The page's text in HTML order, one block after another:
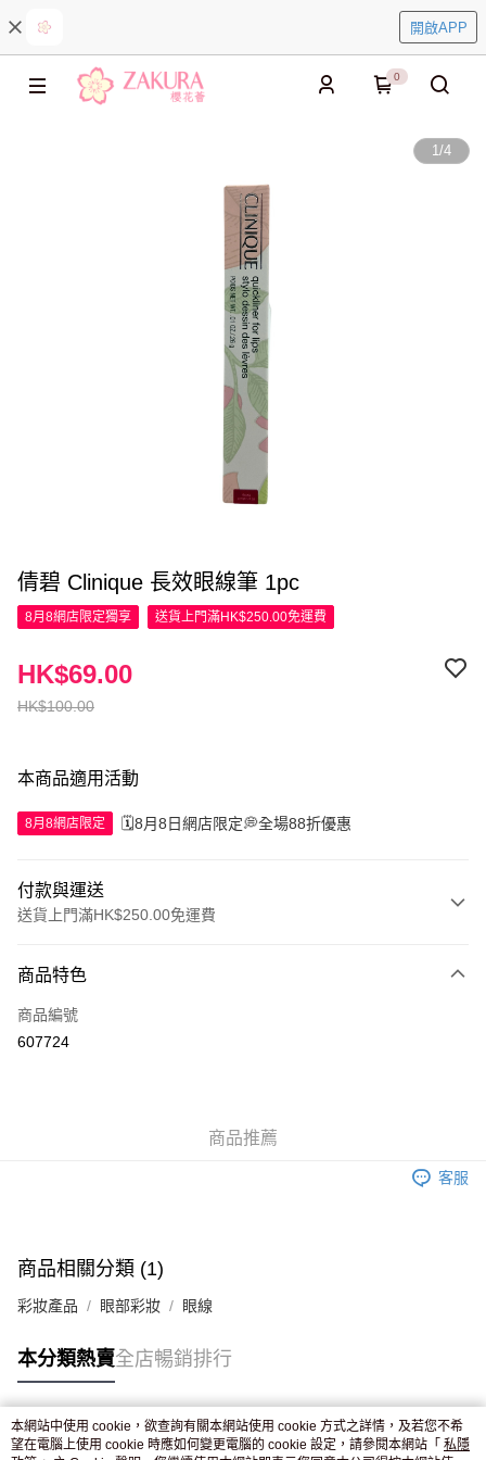
開啟APP
0
1/4
倩碧 Clinique 長效眼線筆 1pc
8月8網店限定獨享 送貨上門滿HK$250.00免運費
HK$100.00
HK$69.00
本商品適用活動
8月8網店限定 🗓️8月8日網店限定💭全場88折優惠
付款與運送
送貨上門滿HK$250.00免運費
信用卡
Apple Pay
付款後門市自取，訂單確認後2-4個工作天到店，7天內取。逾期後
商品特色
商品編號
607724
商品推薦
客服
商品相關分類 (1)
彩妝產品 眼部彩妝 眼線
本分類熱賣全店暢銷排行
熱門標籤
本網站中使用 cookie，欲查詢有關本網站使用 cookie 方式之詳情，及若您不希
望在電腦上使用 cookie 時應如何變更電腦的 cookie 設定，請參閱本網站「 私隱